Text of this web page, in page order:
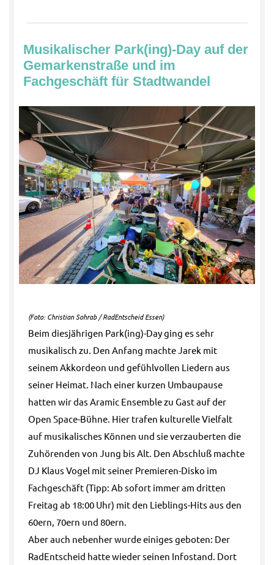
Musikalischer Park(ing)-Day auf der
Gemarkenstraße und im
Fachgeschäft für Stadtwandel
(Foto: Christian Sohrab / RadEntscheid Essen)
Beim diesjährigen Park(ing)-Day ging es sehr
musikalisch zu. Den Anfang machte Jarek mit
seinem Akkordeon und gefühlvollen Liedern aus
seiner Heimat. Nach einer kurzen Umbaupause
hatten wir das Aramic Ensemble zu Gast auf der
Open Space-Bühne. Hier trafen kulturelle Vielfalt
auf musikalisches Können und sie verzauberten die
Zuhörenden von Jung bis Alt. Den Abschluß machte
DJ Klaus Vogel mit seiner Premieren-Disko im
Fachgeschäft (Tipp: Ab sofort immer am dritten
Freitag ab 18:00 Uhr) mit den Lieblings-Hits aus den
60ern, 70ern und 80ern.
Aber auch nebenher wurde einiges geboten: Der
RadEntscheid hatte wieder seinen Infostand. Dort